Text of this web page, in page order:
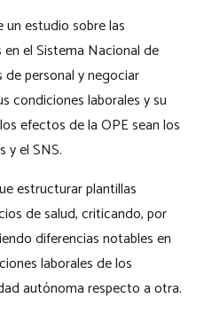
un estudio sobre las
el Sistema Nacional de
personal y negociar
condiciones laborales y su
efectos de la OPE sean los
y el SNS.
estructurar plantillas
de salud, criticando, por
diferencias notables en
laborales de los
autónoma respecto a otra.